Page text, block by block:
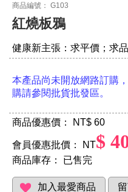
商品編號： G103
紅燒板鴉
健康新主張：求平價；求
本產品尚未開放網路訂購
購請參閱批貨批發區。
商品優惠價： NT$ 60
會員優惠批價： NT$
商品庫存： 已售完